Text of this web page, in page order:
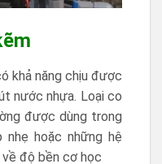
khả năng chịu được
nước nhựa. Loại co
được dùng trong
hoặc những hệ
độ bền cơ học